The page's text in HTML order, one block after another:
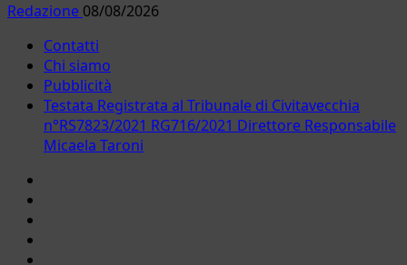
Redazione 08/08/2026
Contatti
Chi siamo
Pubblicità
Testata Registrata al Tribunale di Civitavecchia
n°RS7823/2021 RG716/2021 Direttore Responsabile
Micaela Taroni